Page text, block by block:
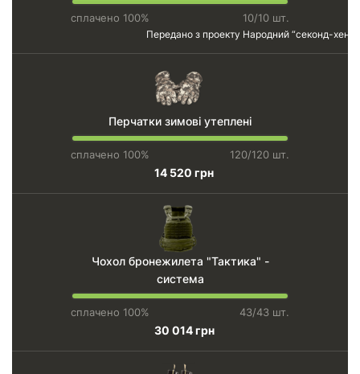
сплачено 100%
10/10 шт.
Передано з проекту Народний “секонд-хенд”
Перчатки зимові утеплені
сплачено 100% 120/120 шт.
14 520 грн
Чохол бронежилета "Тактика" -
система
сплачено 100% 43/43 шт.
30 014 грн